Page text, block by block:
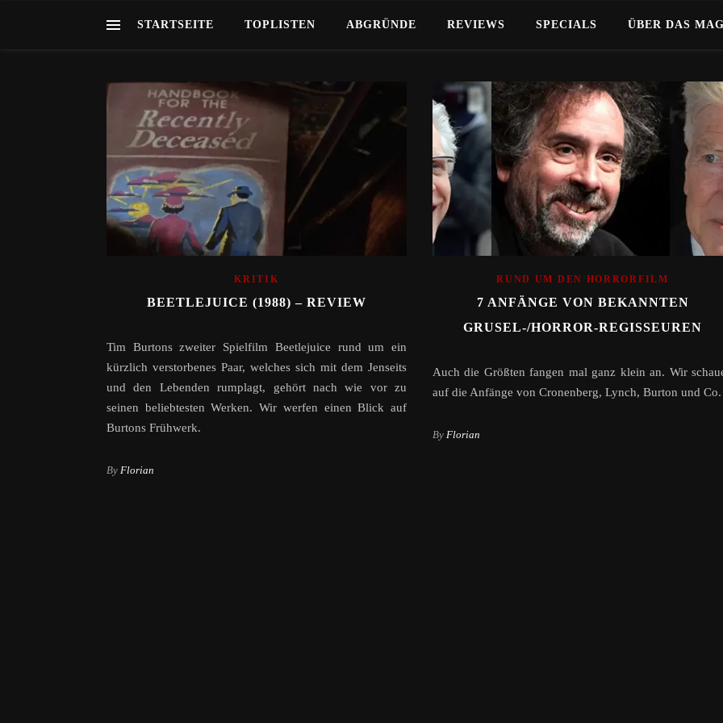
STARTSEITE TOPLISTEN ABGRÜNDE REVIEWS SPECIALS ÜBER DAS
KRITIK
BEETLEJUICE (1988) – REVIEW
Tim Burtons zweiter Spielfilm Beetlejuice rund um ein
kürzlich verstorbenes Paar, welches sich mit dem Jenseits
und den Lebenden rumplagt, gehört nach wie vor zu
seinen beliebtesten Werken. Wir werfen einen Blick auf
Burtons Frühwerk.
By Florian
RUND UM DEN HORRORFILM
7 ANFÄNGE VON BEKANNTEN
GRUSEL-/HORROR-REGISSEUREN
Auch die Größten fangen mal ganz klein an. Wir
auf die Anfänge von Cronenberg, Lynch, Burton und Co.
By Florian